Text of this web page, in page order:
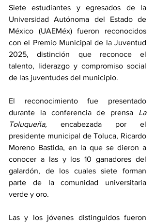
Siete estudiantes y egresados de la
Universidad Autónoma del Estado de
México (UAEMéx) fueron reconocidos
con el Premio Municipal de la Juventud
2025, distinción que reconoce el
talento, liderazgo y compromiso social
de las juventudes del municipio.
El reconocimiento fue presentado
durante la conferencia de prensa La
Toluqueña, encabezada por el
presidente municipal de Toluca, Ricardo
Moreno Bastida, en la que se dieron a
conocer a las y los 10 ganadores del
galardón, de los cuales siete forman
parte de la comunidad universitaria
verde y oro.
Las y los jóvenes distinguidos fueron